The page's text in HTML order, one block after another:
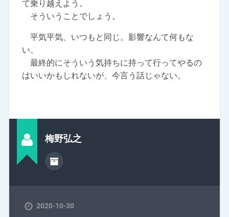
て乗り越えよう。
そういうことでしょう。
平気平気、いつもと同じ。影響なんて何もな
い。
最終的にそういう気持ちに持って行ってやるの
はいいかもしれないが、今言う話じゃない。
梅野弘之
2020-10-30